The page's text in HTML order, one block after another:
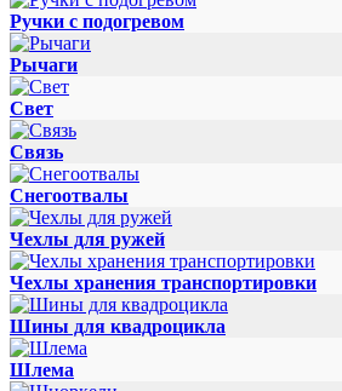
Ручки с подогревом
Рычаги
Свет
Связь
Снегоотвалы
Чехлы для ружей
Чехлы хранения транспортировки
Шины для квадроцикла
Шлема